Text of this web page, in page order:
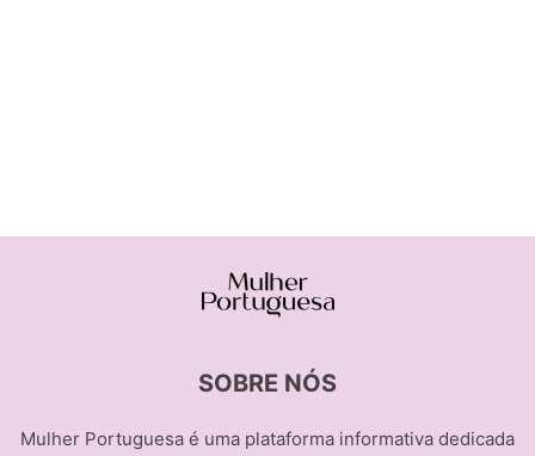
SOBRE NÓS
Mulher Portuguesa é uma plataforma informativa dedicada